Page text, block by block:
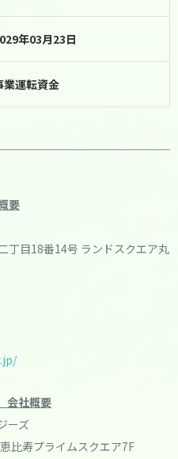
年03月23日
業運転資金
要
丁目18番14号 ランドスクエア丸
会社概要
ーズ
⽐寿プライムスクエア7F